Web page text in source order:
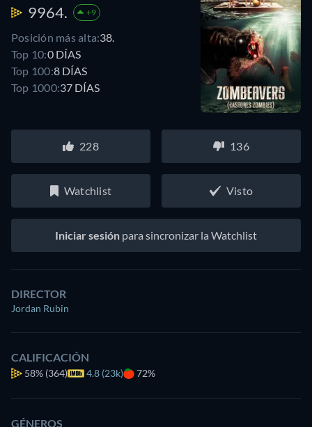
9964. +9
Posición más alta:38.
Top 10:0 DÍAS
Top 100:8 DÍAS
Top 1000:37 DÍAS
228 136
Watchlist Visto
Iniciar sesión para sincronizar la Watchlist
DIRECTOR
Jordan Rubin
CALIFICACIÓN
58% (364) 4.8 (23k) 72%
GÉNEROS